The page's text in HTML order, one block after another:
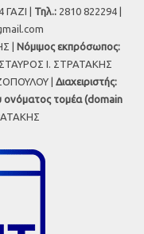
ΓΑΖΙ | Τηλ.: 2810 822294 |
| Νόμιμος εκπρόσωπος:
Ι. ΣΤΡΑΤΑΚΗΣ
| Διαχειριστής:
ονόματος τομέα (domain